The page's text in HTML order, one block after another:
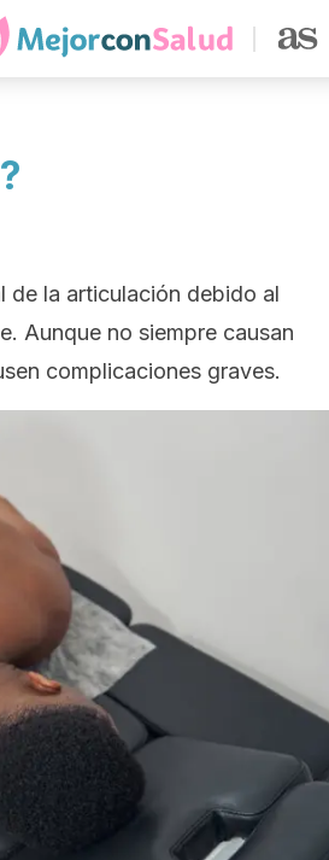
de la articulación debido al
Aunque no siempre causan
complicaciones graves.